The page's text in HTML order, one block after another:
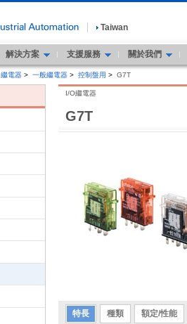
Taiwan
解決方案 支援服務 關於我們
繼電器 > 一般繼電器 > 控制盤用 > G7T
G7T
I/O繼電器
特長 種類 額定/性能